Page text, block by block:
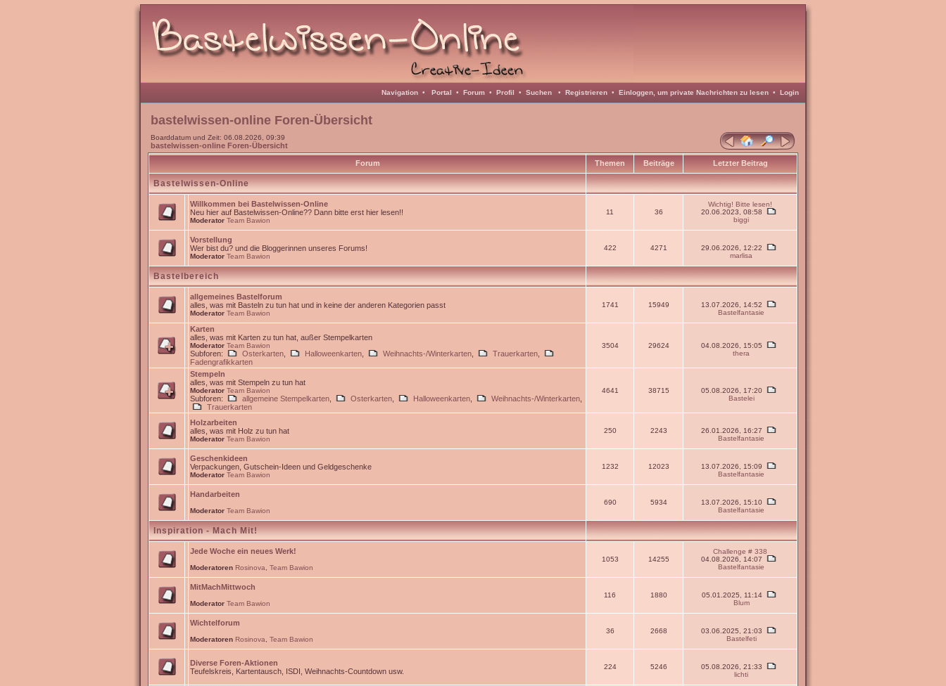
Navigation • Portal • Forum • Profil • Suchen • Registrieren • Einloggen, um private Nachrichten zu lesen • Login
bastelwissen-online Foren-Übersicht
Boarddatum und Zeit: 06.08.2026, 09:39
bastelwissen-online Foren-Übersicht
Forum Themen Beiträge Letzter Beitrag
Bastelwissen-Online
Willkommen bei Bastelwissen-Online
Neu hier auf Bastelwissen-Online?? Dann bitte erst hier lesen!!
Moderator Team Bawion
11 36
Wichtig! Bitte lesen!
20.06.2023, 08:58
biggi
Vorstellung
Wer bist du? und die Bloggerinnen unseres Forums!
Moderator Team Bawion
422 4271
29.06.2026, 12:22
marlisa
Bastelbereich
allgemeines Bastelforum
alles, was mit Basteln zu tun hat und in keine der anderen Kategorien passt
Moderator Team Bawion
1741 15949
13.07.2026, 14:52
Bastelfantasie
Karten
alles, was mit Karten zu tun hat, außer Stempelkarten
Moderator Team Bawion
Subforen: Osterkarten Halloweenkarten Weihnachts-/Winterkarten Trauerkarten
Fadengrafikkarten
3504 29624
04.08.2026, 15:05
thera
Stempeln
alles, was mit Stempeln zu tun hat
Moderator Team Bawion
Subforen: allgemeine Stempelkarten Osterkarten Halloweenkarten Weihnachts-/Winterkarten
Trauerkarten
4641 38715
05.08.2026, 17:20
Bastelei
Holzarbeiten
alles, was mit Holz zu tun hat
Moderator Team Bawion
250 2243
26.01.2026, 16:27
Bastelfantasie
Geschenkideen
Verpackungen, Gutschein-Ideen und Geldgeschenke
Moderator Team Bawion
1232 12023
13.07.2026, 15:09
Bastelfantasie
Handarbeiten
Moderator Team Bawion
690 5934
13.07.2026, 15:10
Bastelfantasie
Inspiration - Mach Mit!
Jede Woche ein neues Werk!
Moderatoren Rosinova Team Bawion
1053 14255
Challenge # 338
04.08.2026, 14:07
Bastelfantasie
MitMachMittwoch
Moderator Team Bawion
116 1880
05.01.2025, 11:14
Blum
Wichtelforum
Moderatoren Rosinova Team Bawion
36 2668
03.06.2025, 21:03
Bastelfeti
Diverse Foren-Aktionen
Teufelskreis, Kartentausch, ISDI, Weihnachts-Countdown usw.
224 5246
05.08.2026, 21:33
lichti